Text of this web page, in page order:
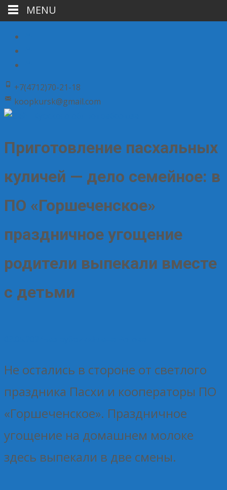
+7(4712)70-21-18
koopkursk@gmail.com
Приготовление пасхальных
куличей — дело семейное: в
ПО «Горшеченское»
праздничное угощение
родители выпекали вместе
с детьми
Не остались в стороне от светлого
праздника Пасхи и кооператоры ПО
«Горшеченское». Праздничное
угощение на домашнем молоке
здесь выпекали в две смены.
MENU